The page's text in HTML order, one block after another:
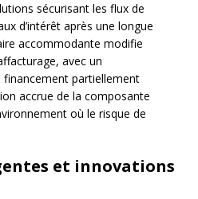
sécurisant les flux de
d’intérêt après une longue
accommodante modifie
avec un
partiellement
accrue de la composante
où le risque de
et innovations